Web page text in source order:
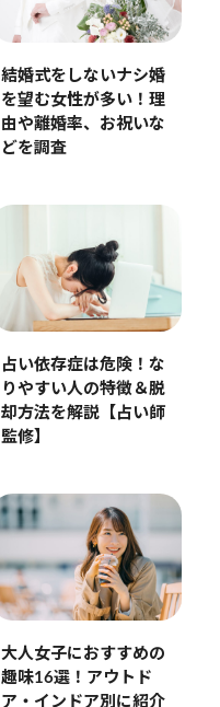
結婚式をしないナシ婚
を望む女性が多い！理
由や離婚率、お祝いな
どを調査
占い依存症は危険！な
りやすい人の特徴＆脱
却方法を解説【占い師
監修】
大人女子におすすめの
趣味16選！アウトド
ア・インドア別に紹介